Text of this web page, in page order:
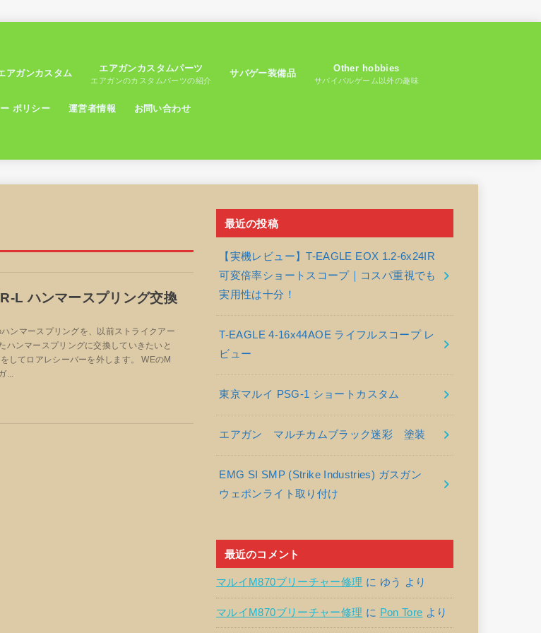
アガンカスタム エアガンカスタムパーツ
エアガンのカスタムパーツの紹介
サバゲー装備品 Other hobbies
サバイバルゲーム以外の趣味
ポリシー 運営者情報 お問い合わせ
L ハンマースプリング交換
ンマースプリングを、以前ストライクアー
ハンマースプリングに交換していきたいと
してロアレシーバーを外します。 WEのM
...
最近の投稿
【実機レビュー】T-EAGLE EOX 1.2-6x24IR
可変倍率ショートスコープ｜コスパ重視でも
実用性は十分！
T-EAGLE 4-16x44AOE ライフルスコープ レ
ビュー
東京マルイ PSG-1 ショートカスタム
エアガン マルチカムブラック迷彩 塗装
EMG SI SMP (Strike Industries) ガスガン
ウェポンライト取り付け
最近のコメント
マルイM870ブリーチャー修理 に ゆう より
マルイM870ブリーチャー修理 に Pon Tore より